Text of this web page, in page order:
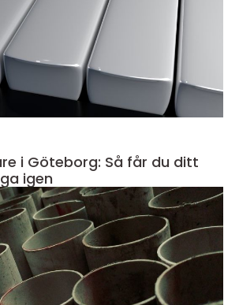
i Göteborg: Så får du ditt
igen